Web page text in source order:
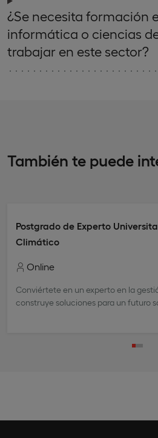
¿Se necesita formación
informática o ciencias
trabajar en este sector?
También te puede
Postgrado de Experto
Climático
Online
Conviértete en un experto en la
construye soluciones para un futuro